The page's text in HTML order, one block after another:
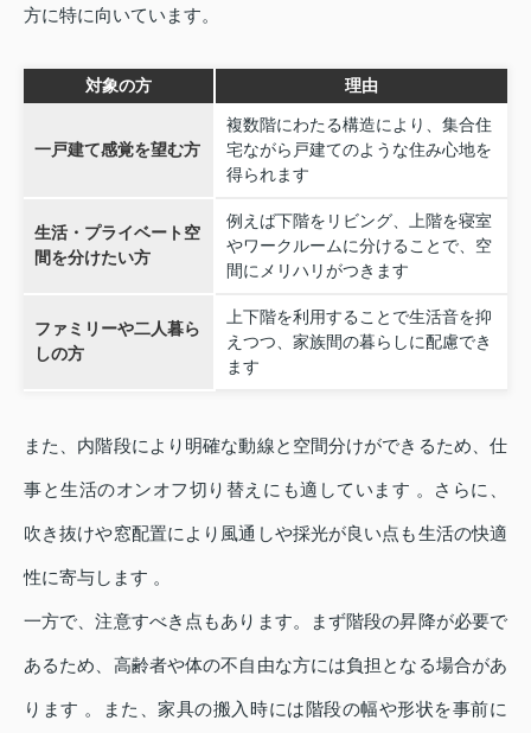
方に特に向いています。
対象の方 理由
一戸建て感覚を望む方
複数階にわたる構造により、集合住
宅ながら戸建てのような住み心地を
得られます
生活・プライベート空
間を分けたい方
例えば下階をリビング、上階を寝室
やワークルームに分けることで、空
間にメリハリがつきます
ファミリーや二人暮ら
しの方
上下階を利用することで生活音を抑
えつつ、家族間の暮らしに配慮でき
ます
また、内階段により明確な動線と空間分けができるため、仕
事と生活のオンオフ切り替えにも適しています 。さらに、
吹き抜けや窓配置により風通しや採光が良い点も生活の快適
性に寄与します 。
一方で、注意すべき点もあります。まず階段の昇降が必要で
あるため、高齢者や体の不自由な方には負担となる場合があ
ります 。また、家具の搬入時には階段の幅や形状を事前に